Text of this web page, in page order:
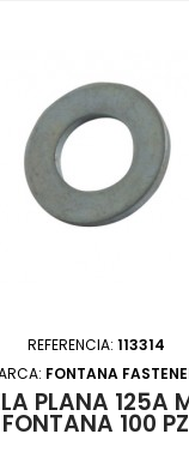
REFERENCIA: 113314
FONTANA
PLANA 125A
FONTANA 100 PZ